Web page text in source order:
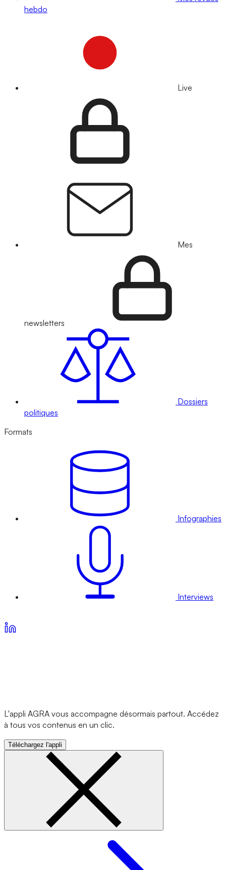
hebdo
Live
Mes
newsletters
Dossiers
politiques
Formats
Infographies
Interviews
L'appli AGRA vous accompagne désormais partout. Accédez
à tous vos contenus en un clic.
Téléchargez l'appli